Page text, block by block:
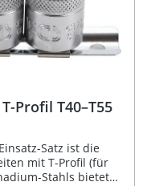
Profil T40–T55
Satz ist die
mit T-Profil (für
Stahls bietet